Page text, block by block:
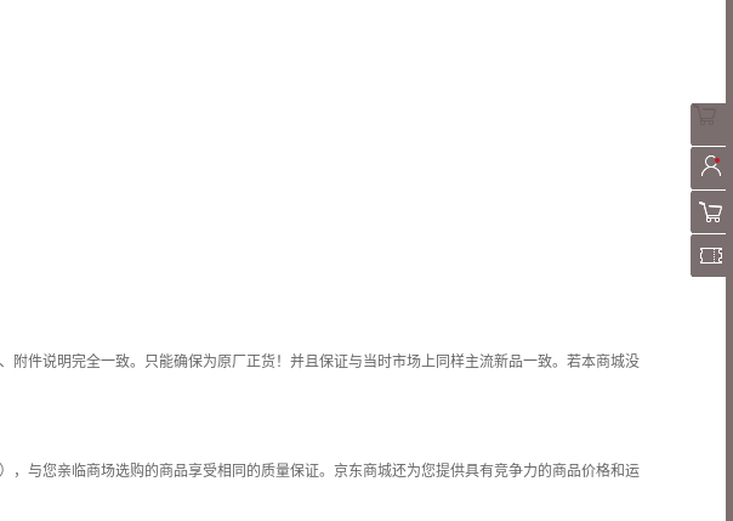
件说明完全一致。只能确保为原厂正货！并且保证与当时市场上同样主流新品一致。若本商城没
与您亲临商场选购的商品享受相同的质量保证。京东商城还为您提供具有竞争力的商品价格和运